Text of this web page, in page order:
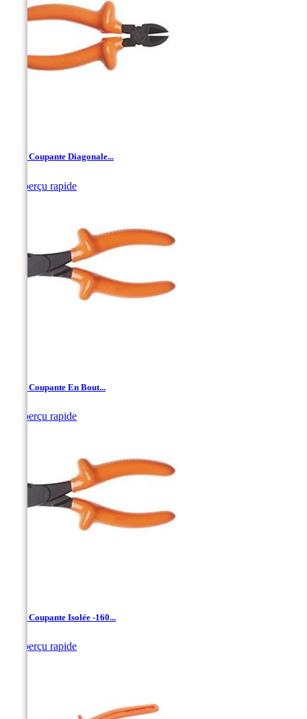
Pince Coupante Diagonale...
Aperçu rapide
Pince Coupante En Bout...
Aperçu rapide
Pince Coupante Isolée -160...
Aperçu rapide